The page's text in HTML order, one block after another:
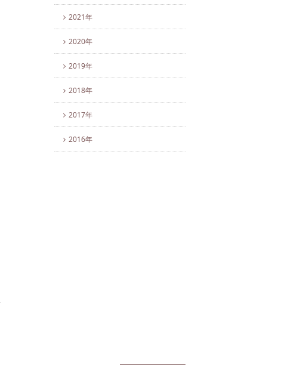
2021年
2020年
2019年
2018年
2017年
2016年